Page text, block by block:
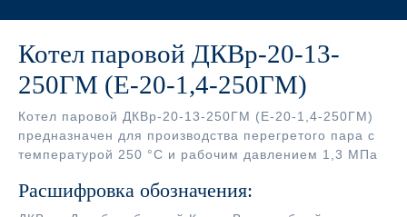
Котел паровой ДКВр-20-13-
250ГМ (Е-20-1,4-250ГМ)
Котел паровой ДКВр-20-13-250ГМ (Е-20-1,4-250ГМ)
предназначен для производства перегретого пара с
температурой 250 °С и рабочим давлением 1,3 МПа
Расшифровка обозначения: